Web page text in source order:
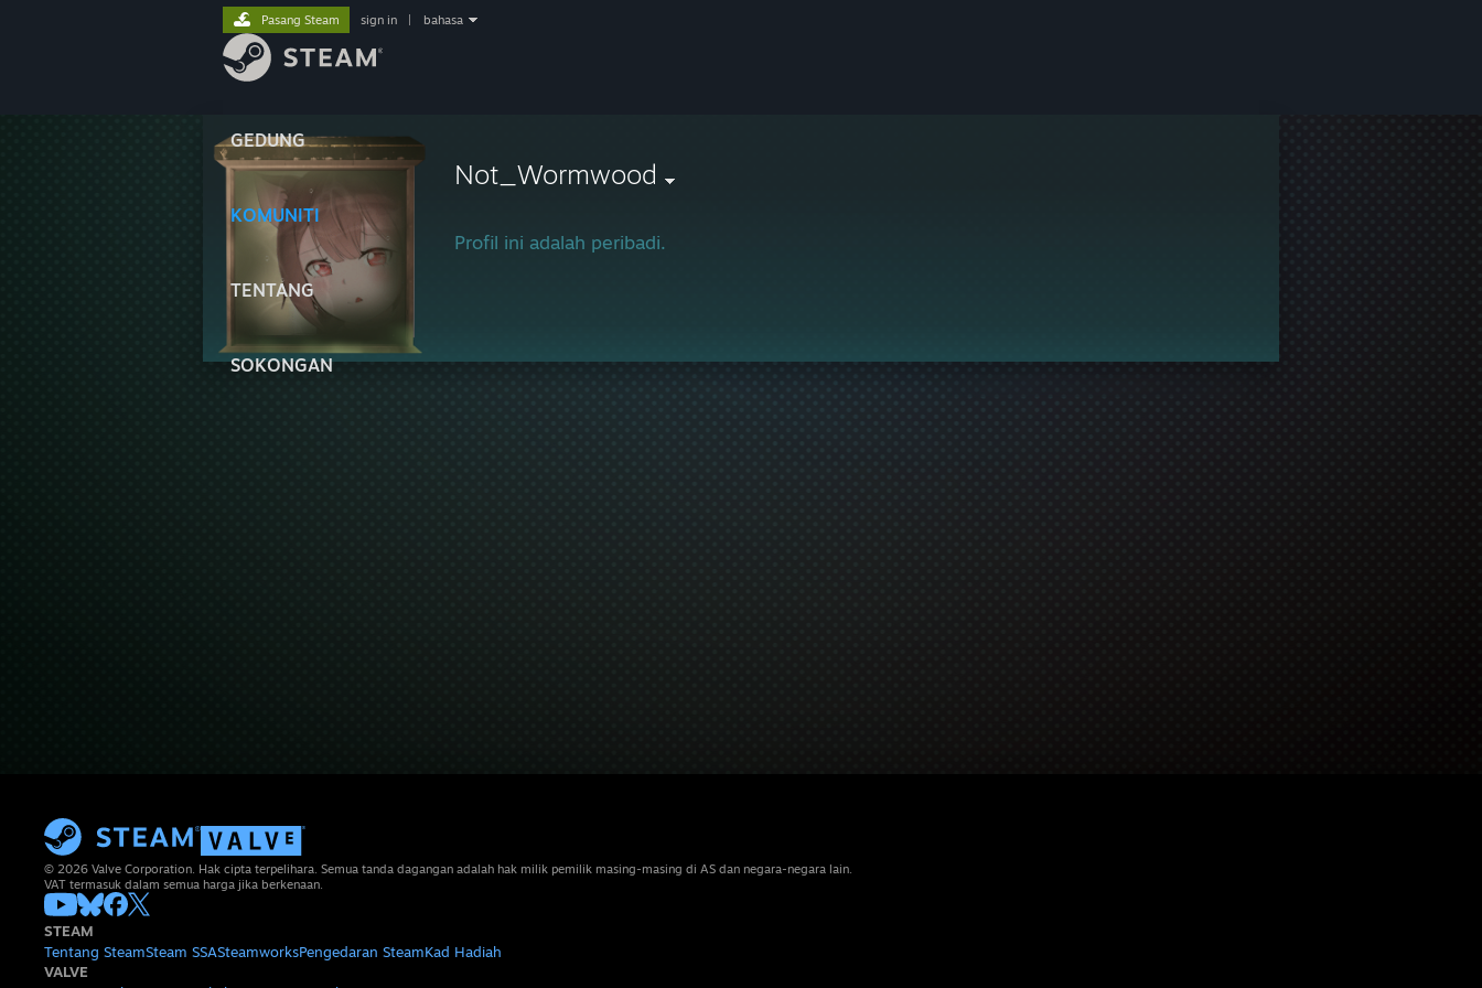
GEDUNG
KOMUNITI
TENTANG
SOKONGAN
Pasang Steam sign in bahasa
Not_Wormwood
Profil ini adalah peribadi.
© 2026 Valve Corporation. Hak cipta terpelihara. Semua tanda dagangan adalah hak milik pemilik masing-masing di AS dan negara-negara lain.
VAT termasuk dalam semua harga jika berkenaan.
STEAM
Tentang SteamSteam SSASteamworksPengedaran SteamKad Hadiah
VALVE